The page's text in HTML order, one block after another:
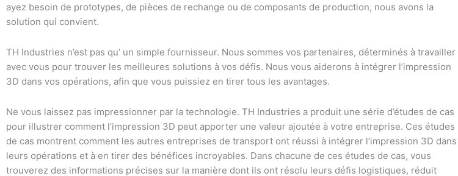
ayez besoin de prototypes, de pièces de rechange ou de composants de production, nous avons la
solution qui convient.
TH Industries n’est pas qu’ un simple fournisseur. Nous sommes vos partenaires, déterminés à travailler
avec vous pour trouver les meilleures solutions à vos défis. Nous vous aiderons à intégrer l’impression
3D dans vos opérations, afin que vous puissiez en tirer tous les avantages.
Ne vous laissez pas impressionner par la technologie. TH Industries a produit une série d’études de cas
pour illustrer comment l’impression 3D peut apporter une valeur ajoutée à votre entreprise. Ces études
de cas montrent comment les autres entreprises de transport ont réussi à intégrer l’impression 3D dans
leurs opérations et à en tirer des bénéfices incroyables. Dans chacune de ces études de cas, vous
trouverez des informations précises sur la manière dont ils ont résolu leurs défis logistiques, réduit